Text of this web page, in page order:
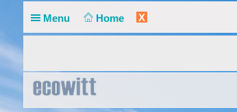
Menu Home X